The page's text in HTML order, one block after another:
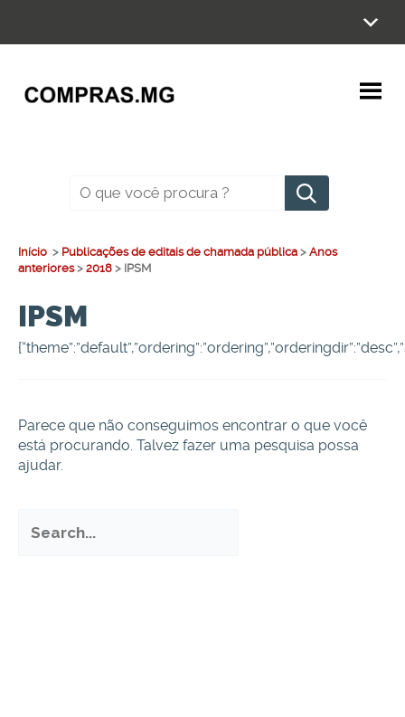
Pesquisar
Início > Publicações de editais de chamada pública > Anos
anteriores> 2018 > IPSM
IPSM
Parece que não conseguimos encontrar o que você
está procurando. Talvez fazer uma pesquisa possa
ajudar.
por: